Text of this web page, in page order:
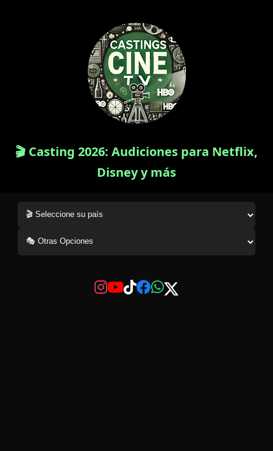
🎬 Casting 2026: Audiciones para Netflix,
Disney y más